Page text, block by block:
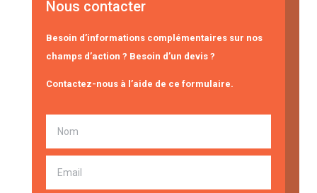
Nous contacter
Besoin d’informations complémentaires sur nos
champs d’action ? Besoin d’un devis ?
Contactez-nous à l’aide de ce formulaire.